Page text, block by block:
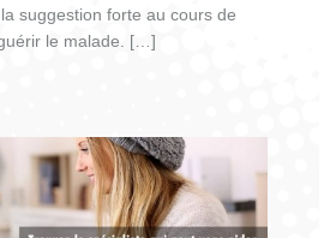
suggestion forte au cours de
le malade. […]